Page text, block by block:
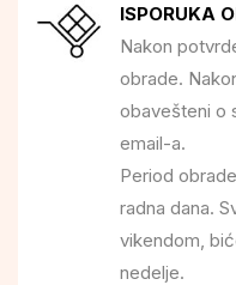
ISPORUKA
Nakon
obrade.
obavešteni o
email-a.
Period
radna dana.
vikendom,
nedelje.